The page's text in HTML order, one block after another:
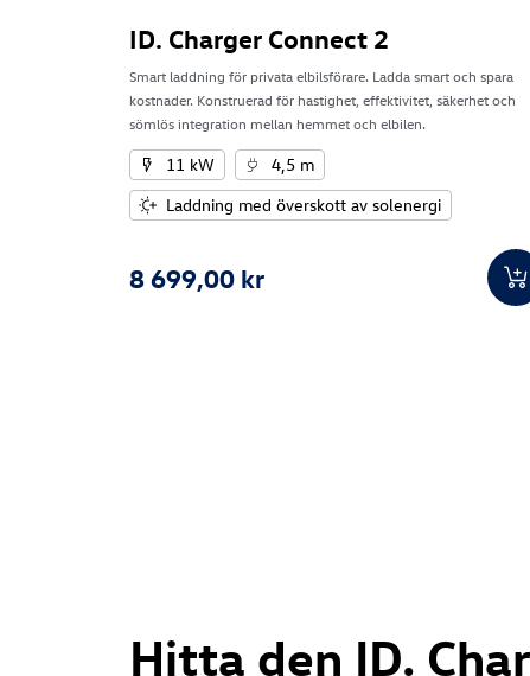
ID. Charger Connect 2
Smart laddning för privata elbilsförare. Ladda smart och spara
kostnader. Konstruerad för hastighet, effektivitet, säkerhet och
sömlös integration mellan hemmet och elbilen.
11 kW
4,5 m
Laddning med överskott av solenergi
8 699,00 kr
Hitta den ID.